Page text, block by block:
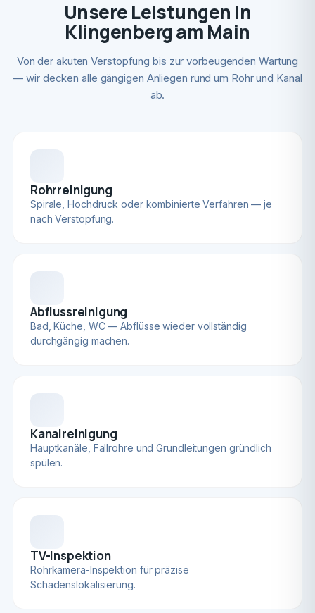
Unsere Leistungen in
Klingenberg am Main
Von der akuten Verstopfung bis zur vorbeugenden Wartung
— wir decken alle gängigen Anliegen rund um Rohr und Kanal
ab.
Rohrreinigung
Spirale, Hochdruck oder kombinierte Verfahren — je
nach Verstopfung.
Abflussreinigung
Bad, Küche, WC — Abflüsse wieder vollständig
durchgängig machen.
Kanalreinigung
Hauptkanäle, Fallrohre und Grundleitungen gründlich
spülen.
TV-Inspektion
Rohrkamera-Inspektion für präzise
Schadenslokalisierung.